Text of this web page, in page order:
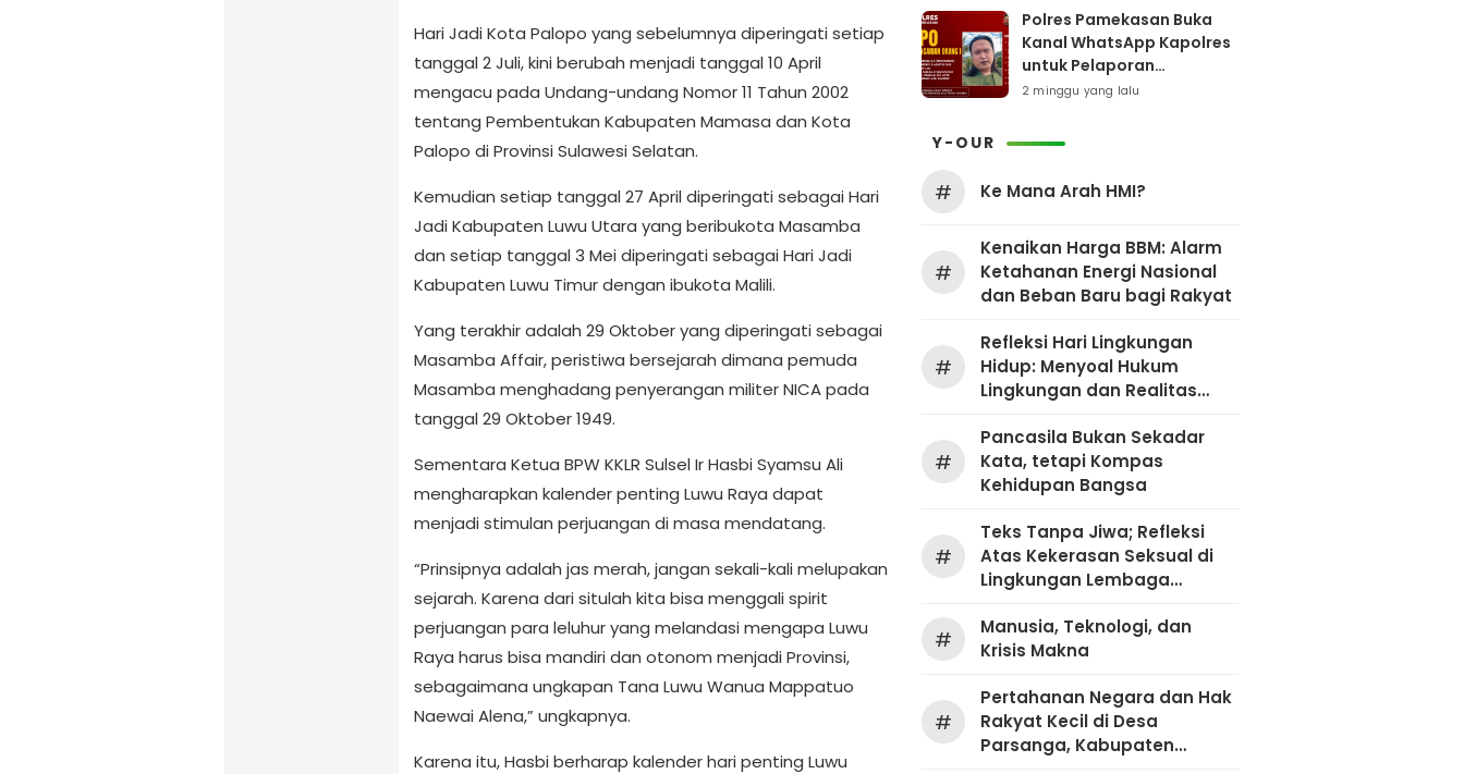
Hari Jadi Kota Palopo yang sebelumnya diperingati setiap
tanggal 2 Juli, kini berubah menjadi tanggal 10 April
mengacu pada Undang-undang Nomor 11 Tahun 2002
tentang Pembentukan Kabupaten Mamasa dan Kota
Palopo di Provinsi Sulawesi Selatan.
Kemudian setiap tanggal 27 April diperingati sebagai Hari
Jadi Kabupaten Luwu Utara yang beribukota Masamba
dan setiap tanggal 3 Mei diperingati sebagai Hari Jadi
Kabupaten Luwu Timur dengan ibukota Malili.
Yang terakhir adalah 29 Oktober yang diperingati sebagai
Masamba Affair, peristiwa bersejarah dimana pemuda
Masamba menghadang penyerangan militer NICA pada
tanggal 29 Oktober 1949.
Sementara Ketua BPW KKLR Sulsel Ir Hasbi Syamsu Ali
mengharapkan kalender penting Luwu Raya dapat
menjadi stimulan perjuangan di masa mendatang.
“Prinsipnya adalah jas merah, jangan sekali-kali melupakan
sejarah. Karena dari situlah kita bisa menggali spirit
perjuangan para leluhur yang melandasi mengapa Luwu
Raya harus bisa mandiri dan otonom menjadi Provinsi,
sebagaimana ungkapan Tana Luwu Wanua Mappatuo
Naewai Alena,” ungkapnya.
Karena itu, Hasbi berharap kalender hari penting Luwu
Polres Pamekasan Buka
Kanal WhatsApp Kapolres
untuk Pelaporan
Keberadaan DPO AEF
2 minggu yang lalu
Y-OUR
# Ke Mana Arah HMI?
#
Kenaikan Harga BBM: Alarm
Ketahanan Energi Nasional
dan Beban Baru bagi Rakyat
#
Refleksi Hari Lingkungan
Hidup: Menyoal Hukum
Lingkungan dan Realitas
#
Pancasila Bukan Sekadar
Kata, tetapi Kompas
Kehidupan Bangsa
#
Teks Tanpa Jiwa; Refleksi
Atas Kekerasan Seksual di
Lingkungan Lembaga
#
Manusia, Teknologi, dan
Krisis Makna
#
Pertahanan Negara dan Hak
Rakyat Kecil di Desa
Parsanga, Kabupaten